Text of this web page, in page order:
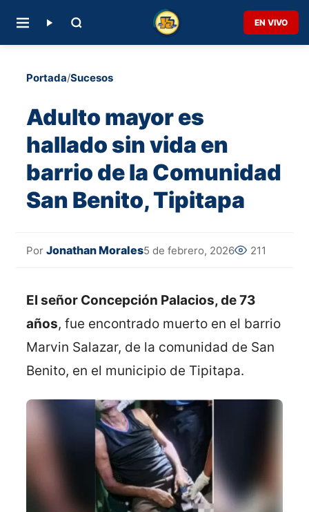
EN VIVO
Portada/Sucesos
Adulto mayor es
hallado sin vida en
barrio de la Comunidad
San Benito, Tipitapa
Por Jonathan Morales5 de febrero, 2026 211
El señor Concepción Palacios, de 73
años, fue encontrado muerto en el barrio
Marvin Salazar, de la comunidad de San
Benito, en el municipio de Tipitapa.